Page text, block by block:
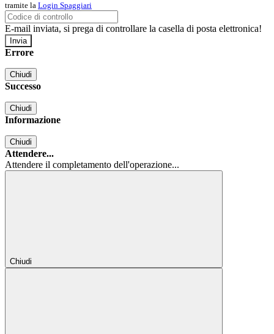
tramite la Login Spaggiari
E-mail inviata, si prega di controllare la casella di posta elettronica!
Errore
Chiudi
Successo
Chiudi
Informazione
Chiudi
Attendere...
Attendere il completamento dell'operazione...
Chiudi